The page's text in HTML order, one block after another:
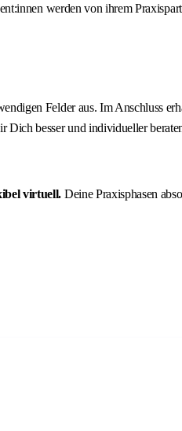
werden von ihrem
Felder aus. Im Anschluss
Dich besser und individueller
virtuell. Deine Praxisphasen